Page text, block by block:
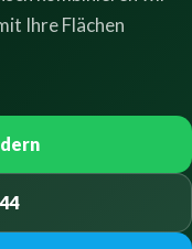
Ihre Flächen